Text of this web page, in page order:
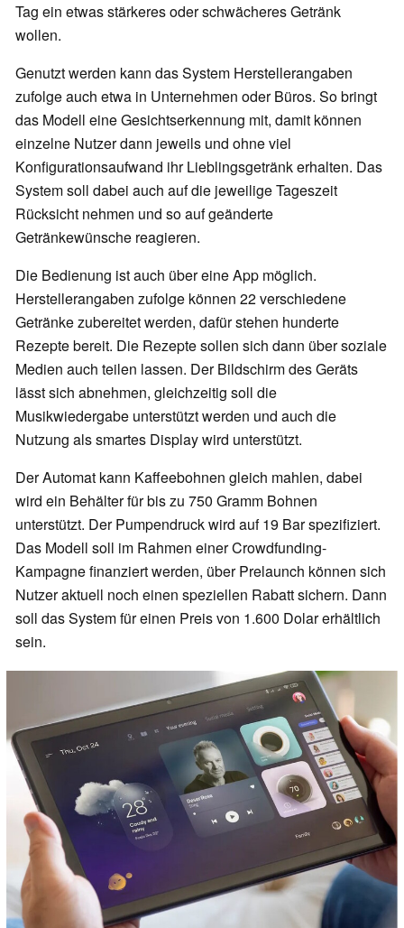
Tag ein etwas stärkeres oder schwächeres Getränk
wollen.
Genutzt werden kann das System Herstellerangaben
zufolge auch etwa in Unternehmen oder Büros. So bringt
das Modell eine Gesichtserkennung mit, damit können
einzelne Nutzer dann jeweils und ohne viel
Konfigurationsaufwand ihr Lieblingsgetränk erhalten. Das
System soll dabei auch auf die jeweilige Tageszeit
Rücksicht nehmen und so auf geänderte
Getränkewünsche reagieren.
Die Bedienung ist auch über eine App möglich.
Herstellerangaben zufolge können 22 verschiedene
Getränke zubereitet werden, dafür stehen hunderte
Rezepte bereit. Die Rezepte sollen sich dann über soziale
Medien auch teilen lassen. Der Bildschirm des Geräts
lässt sich abnehmen, gleichzeitig soll die
Musikwiedergabe unterstützt werden und auch die
Nutzung als smartes Display wird unterstützt.
Der Automat kann Kaffeebohnen gleich mahlen, dabei
wird ein Behälter für bis zu 750 Gramm Bohnen
unterstützt. Der Pumpendruck wird auf 19 Bar spezifiziert.
Das Modell soll im Rahmen einer Crowdfunding-
Kampagne finanziert werden, über Prelaunch können sich
Nutzer aktuell noch einen speziellen Rabatt sichern. Dann
soll das System für einen Preis von 1.600 Dolar erhältlich
sein.